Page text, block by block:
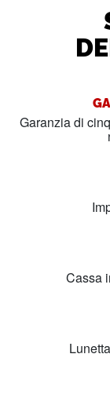
Garanzia di
Cassa